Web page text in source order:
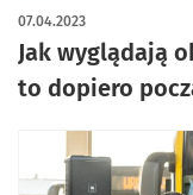
Jak wyglądają
to dopiero
07.04.2023
artykuł z galerią